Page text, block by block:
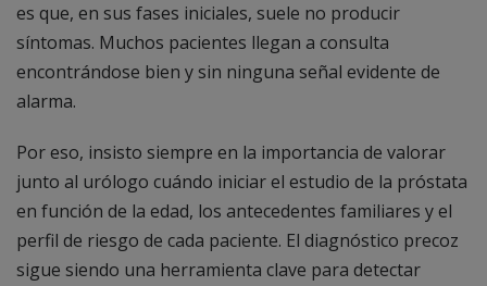
es que, en sus fases iniciales, suele no producir
síntomas. Muchos pacientes llegan a consulta
encontrándose bien y sin ninguna señal evidente de
alarma.
Por eso, insisto siempre en la importancia de valorar
junto al urólogo cuándo iniciar el estudio de la próstata
en función de la edad, los antecedentes familiares y el
perfil de riesgo de cada paciente. El diagnóstico precoz
sigue siendo una herramienta clave para detectar